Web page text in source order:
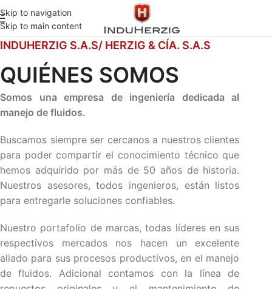
Skip to navigation
Skip to main content
INDUHERZIG S.A.S/ HERZIG & CÍA. S.A.S
QUIÉNES SOMOS
Somos una empresa de ingeniería dedicada al
manejo de fluidos.
Buscamos siempre ser cercanos a nuestros clientes
para poder compartir el conocimiento técnico que
hemos adquirido por más de 50 años de historia.
Nuestros asesores, todos ingenieros, están listos
para entregarle soluciones confiables.
Nuestro portafolio de marcas, todas líderes en sus
respectivos mercados nos hacen un excelente
aliado para sus procesos productivos, en el manejo
de fluidos. Adicional contamos con la línea de